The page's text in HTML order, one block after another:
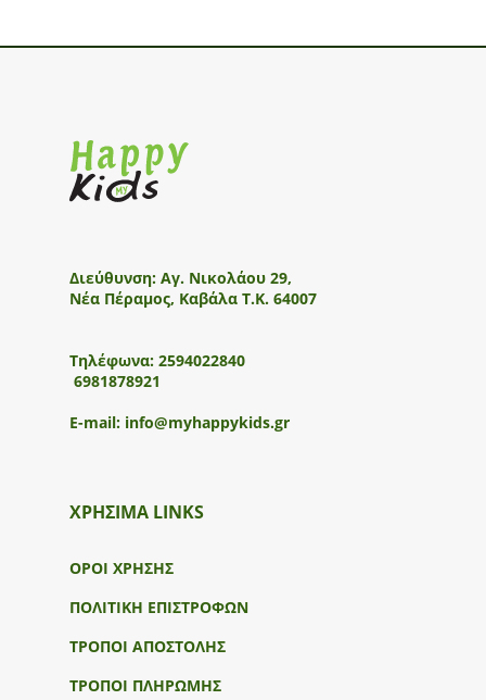
Διεύθυνση: Αγ. Νικολάου 29,
Νέα Πέραμος, Καβάλα Τ.Κ. 64007
Τηλέφωνα: 2594022840
6981878921
E-mail: info@myhappykids.gr
ΧΡΗΣΙΜΑ LINKS
ΟΡΟΙ ΧΡΗΣΗΣ
ΠΟΛΙΤΙΚΗ ΕΠΙΣΤΡΟΦΩΝ
ΤΡΟΠΟΙ ΑΠΟΣΤΟΛΗΣ
ΤΡΟΠΟΙ ΠΛΗΡΩΜΗΣ